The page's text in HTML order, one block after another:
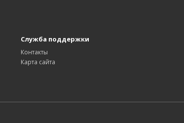
Служба поддержки
Контакты
Карта сайта